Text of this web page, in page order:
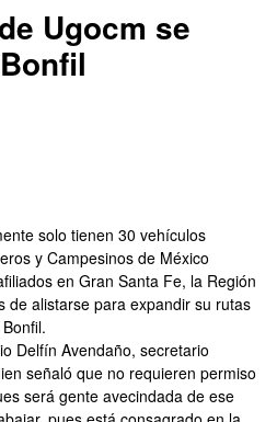
Ugocm se
solo tienen 30 vehículos
y Campesinos de México
en Gran Santa Fe, la Región
de alistarse para expandir su rutas
Delfín Avendaño, secretario
señaló que no requieren permiso
será gente avecindada de ese